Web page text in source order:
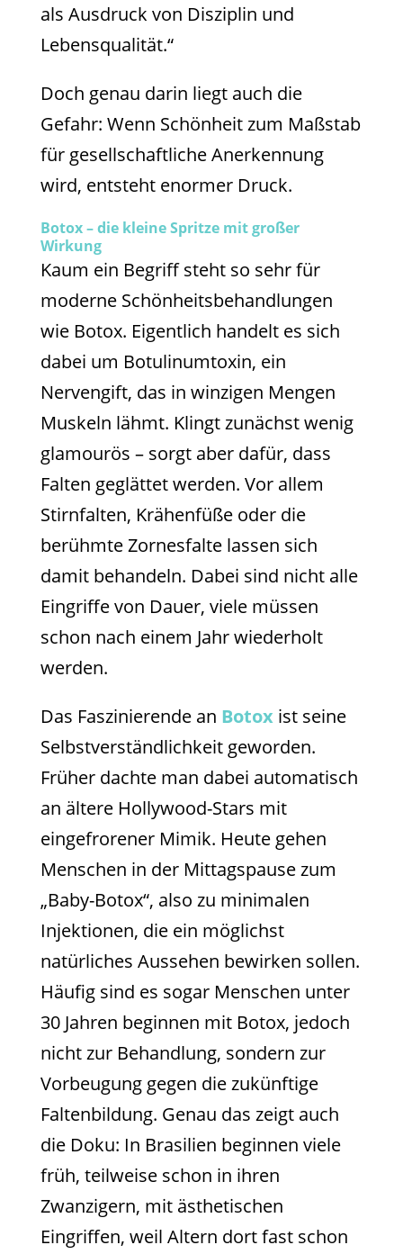
als Ausdruck von Disziplin und
Lebensqualität.“
Doch genau darin liegt auch die
Gefahr: Wenn Schönheit zum Maßstab
für gesellschaftliche Anerkennung
wird, entsteht enormer Druck.
Botox – die kleine Spritze mit großer
Wirkung
Kaum ein Begriff steht so sehr für
moderne Schönheitsbehandlungen
wie Botox. Eigentlich handelt es sich
dabei um Botulinumtoxin, ein
Nervengift, das in winzigen Mengen
Muskeln lähmt. Klingt zunächst wenig
glamourös – sorgt aber dafür, dass
Falten geglättet werden. Vor allem
Stirnfalten, Krähenfüße oder die
berühmte Zornesfalte lassen sich
damit behandeln. Dabei sind nicht alle
Eingriffe von Dauer, viele müssen
schon nach einem Jahr wiederholt
werden.
Das Faszinierende an Botoxist seine
Selbstverständlichkeit geworden.
Früher dachte man dabei automatisch
an ältere Hollywood-Stars mit
eingefrorener Mimik. Heute gehen
Menschen in der Mittagspause zum
„Baby-Botox“, also zu minimalen
Injektionen, die ein möglichst
natürliches Aussehen bewirken sollen.
Häufig sind es sogar Menschen unter
30 Jahren beginnen mit Botox, jedoch
nicht zur Behandlung, sondern zur
Vorbeugung gegen die zukünftige
Faltenbildung. Genau das zeigt auch
die Doku: In Brasilien beginnen viele
früh, teilweise schon in ihren
Zwanzigern, mit ästhetischen
Eingriffen, weil Altern dort fast schon